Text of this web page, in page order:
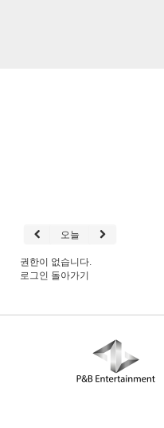
오늘
권한이 없습니다.
로그인 돌아가기